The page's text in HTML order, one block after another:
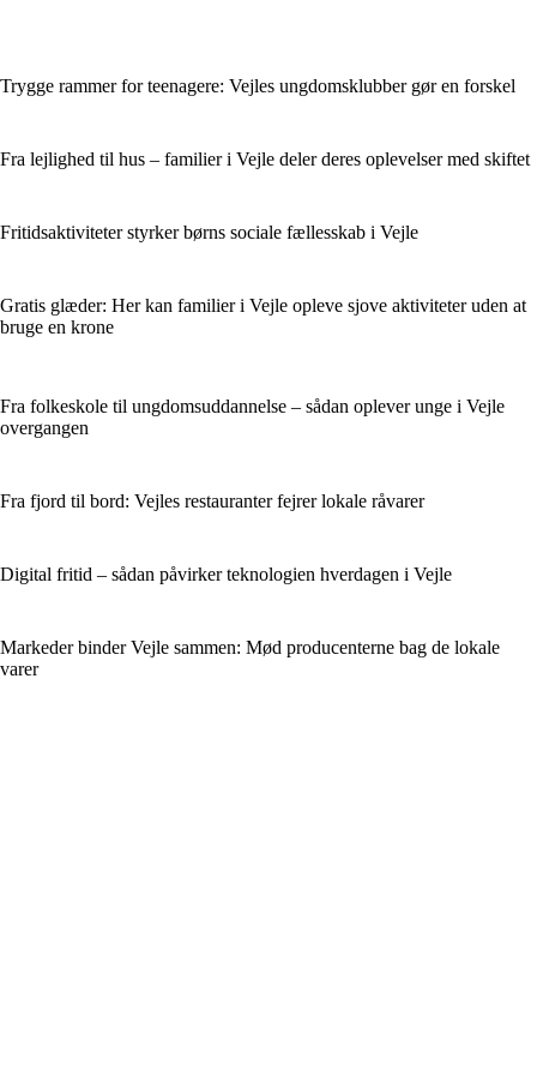
Trygge rammer for teenagere: Vejles ungdomsklubber gør en forskel
Fra lejlighed til hus – familier i Vejle deler deres oplevelser med skiftet
Fritidsaktiviteter styrker børns sociale fællesskab i Vejle
Gratis glæder: Her kan familier i Vejle opleve sjove aktiviteter uden at
bruge en krone
Fra folkeskole til ungdomsuddannelse – sådan oplever unge i Vejle
overgangen
Fra fjord til bord: Vejles restauranter fejrer lokale råvarer
Digital fritid – sådan påvirker teknologien hverdagen i Vejle
Markeder binder Vejle sammen: Mød producenterne bag de lokale
varer